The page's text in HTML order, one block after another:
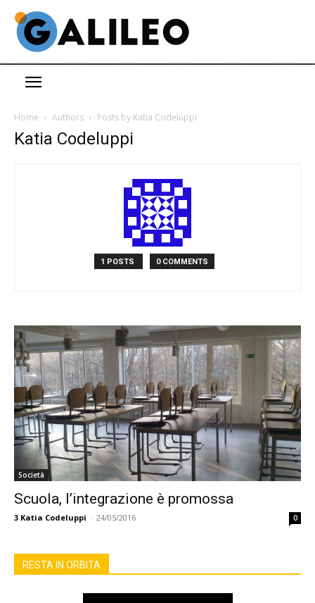
Home Authors Posts by Katia Codeluppi
Katia Codeluppi
1 POSTS 0 COMMENTS
Società
Scuola, l’integrazione è promossa
3 Katia Codeluppi - 24/05/2016 0
RESTA IN ORBITA